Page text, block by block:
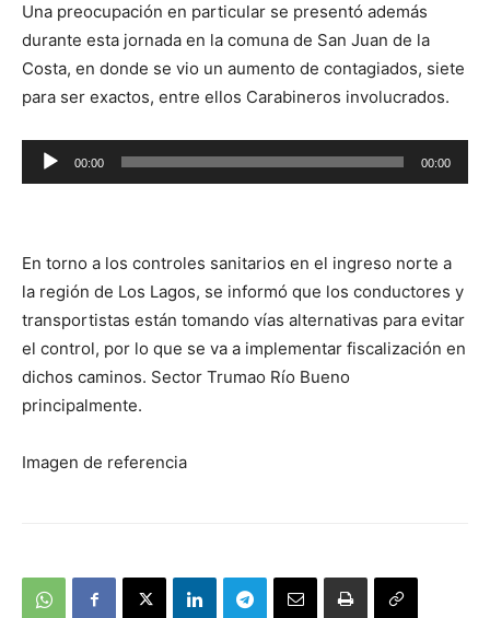
Una preocupación en particular se presentó además
durante esta jornada en la comuna de San Juan de la
Costa, en donde se vio un aumento de contagiados, siete
para ser exactos, entre ellos Carabineros involucrados.
Reproductor
de
00:00 00:00
En torno a los controles sanitarios en el ingreso norte a
la región de Los Lagos, se informó que los conductores y
transportistas están tomando vías alternativas para evitar
el control, por lo que se va a implementar fiscalización en
dichos caminos. Sector Trumao Río Bueno
principalmente.
Imagen de referencia